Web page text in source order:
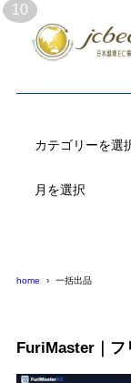
10
home 一括出品
FuriMaster｜フ